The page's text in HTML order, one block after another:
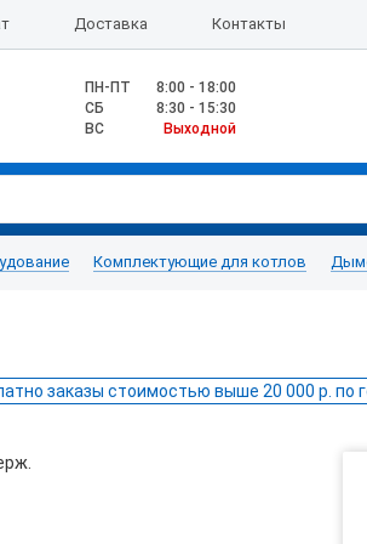
Доставка Контакты
ПН-ПТ
8:00 - 18:00
CБ
8:30 - 15:30
ВС
Выходной
Комплектующие для котлов
заказы стоимостью выше 20 000 р. по